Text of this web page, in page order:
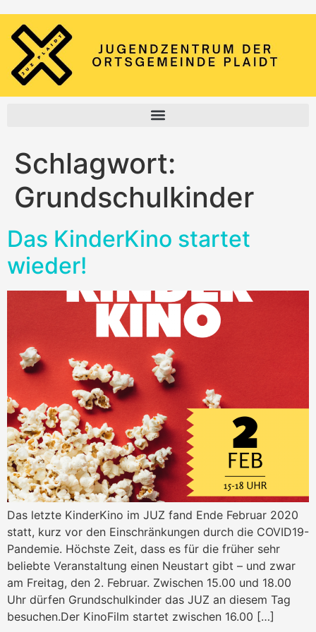
Schlagwort:
Grundschulkinder
Das KinderKino startet
wieder!
Das letzte KinderKino im JUZ fand Ende Februar 2020
statt, kurz vor den Einschränkungen durch die COVID19-
Pandemie. Höchste Zeit, dass es für die früher sehr
beliebte Veranstaltung einen Neustart gibt – und zwar
am Freitag, den 2. Februar. Zwischen 15.00 und 18.00
Uhr dürfen Grundschulkinder das JUZ an diesem Tag
besuchen.Der KinoFilm startet zwischen 16.00 […]